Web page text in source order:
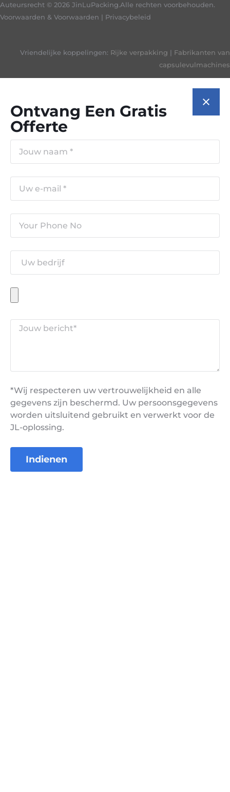
Auteursrecht © 2026 JinLuPacking.Alle rechten voorbehouden.
Voorwaarden & Voorwaarden | Privacybeleid
Vriendelijke koppelingen: Rijke verpakking | Fabrikanten van
capsulevulmachines
Ontvang Een Gratis
Offerte
*Wij respecteren uw vertrouwelijkheid en alle
gegevens zijn beschermd. Uw persoonsgegevens
worden uitsluitend gebruikt en verwerkt voor de
JL-oplossing.
Indienen